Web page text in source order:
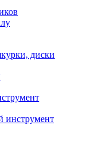
диски
инструмент